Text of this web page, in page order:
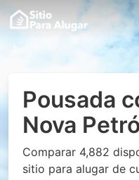
Pousada
Nova
Comparar 4,882
sitio para alugar de